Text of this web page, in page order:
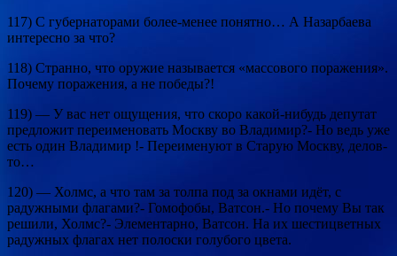
117) С губернаторами более-менее понятно… А Назарбаева
интересно за что?
118) Странно, что оружие называется «массового поражения».
Почему поражения, а не победы?!
119) — У вас нет ощущения, что скоро какой-нибудь депутат
предложит переименовать Москву во Владимир?- Но ведь уже
есть один Владимир !- Переименуют в Старую Москву, делов-
то…
120) — Холмс, а что там за толпа под за окнами идёт, с
радужными флагами?- Гомофобы, Ватсон.- Но почему Вы так
решили, Холмс?- Элементарно, Ватсон. На их шестицветных
радужных флагах нет полоски голубого цвета.